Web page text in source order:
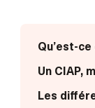
Qu’est-ce
Un CIAP,
Les